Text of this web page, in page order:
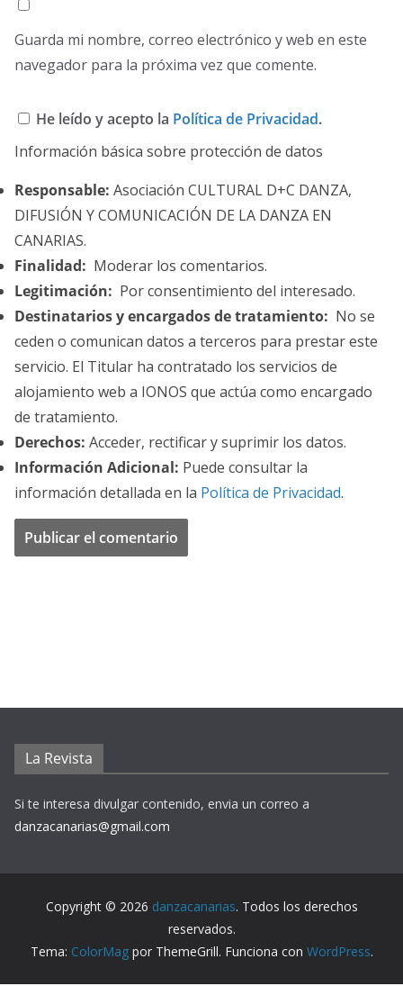
Guarda mi nombre, correo electrónico y web en este
navegador para la próxima vez que comente.
He leído y acepto la Política de Privacidad.
Información básica sobre protección de datos
Responsable: Asociación CULTURAL D+C DANZA,
DIFUSIÓN Y COMUNICACIÓN DE LA DANZA EN
CANARIAS.
Finalidad: Moderar los comentarios.
Legitimación: Por consentimiento del interesado.
Destinatarios y encargados de tratamiento: No se
ceden o comunican datos a terceros para prestar este
servicio. El Titular ha contratado los servicios de
alojamiento web a IONOS que actúa como encargado
de tratamiento.
Derechos: Acceder, rectificar y suprimir los datos.
Información Adicional: Puede consultar la
información detallada en la Política de Privacidad.
La Revista
Si te interesa divulgar contenido, envia un correo a
danzacanarias@gmail.com
Copyright © 2026 danzacanarias. Todos los derechos
reservados.
Tema: ColorMagpor ThemeGrill. Funciona con WordPress.